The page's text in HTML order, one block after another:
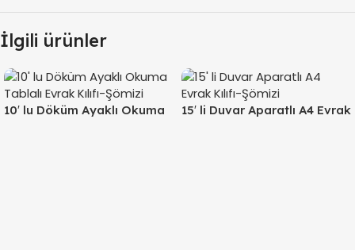
İlgili ürünler
10′ lu Döküm Ayaklı Okuma
15′ li Duvar Aparatlı A4 Evrak